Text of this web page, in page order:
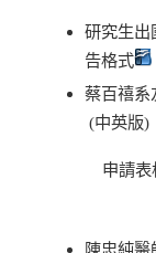
研究生出
告格式
蔡百禧系
(中英版)
申請表
陳忠純